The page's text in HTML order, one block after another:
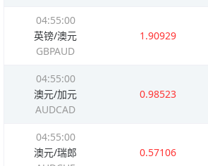
04:55:00
英镑/澳元
GBPAUD
1.90929
04:55:00
澳元/加元
AUDCAD
0.98523
04:55:00
澳元/瑞郎
0.57106